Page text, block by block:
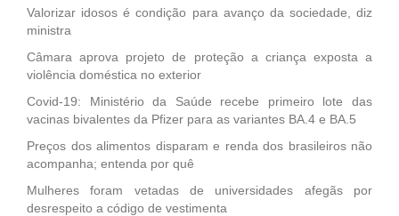
Valorizar idosos é condição para avanço da sociedade, diz
ministra
Câmara aprova projeto de proteção a criança exposta a
violência doméstica no exterior
Covid-19: Ministério da Saúde recebe primeiro lote das
vacinas bivalentes da Pfizer para as variantes BA.4 e BA.5
Preços dos alimentos disparam e renda dos brasileiros não
acompanha; entenda por quê
Mulheres foram vetadas de universidades afegãs por
desrespeito a código de vestimenta